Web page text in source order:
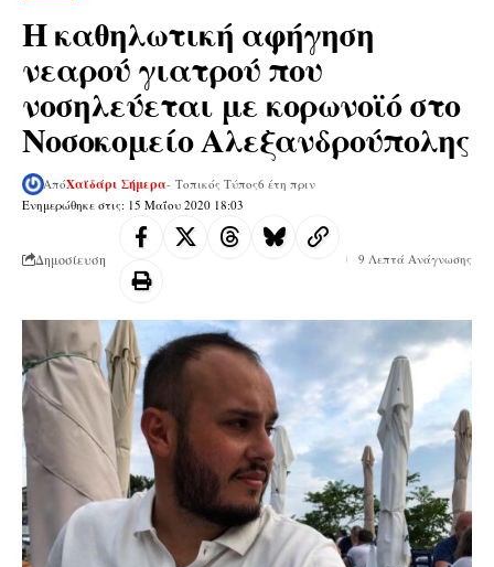
Η καθηλωτική αφήγηση
νεαρού γιατρού που
νοσηλεύεται με κορωνοϊό στο
Νοσοκομείο Αλεξανδρούπολης
Ενημερώθηκε στις: 15 Μαΐου 2020 18:03
ΑπόΧαϊδάρι Σήμερα- Τοπικός Τύπος6 έτη πριν
Δημοσίευση 9 Λεπτά Ανάγνωσης